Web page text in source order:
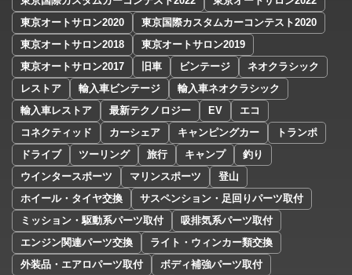
東京オートサロン2020
東京国際カスタムカーコンテスト2020
東京オートサロン2018
東京オートサロン2019
東京オートサロン2017
旧車 ビンテージ
ネオクラシック
レストア
輸入車ビンテージ
輸入車ネオクラシック
輸入車レストア
最新テクノロジー EV
エコ
コネクティッド
カーシェア キャンピングカー
トランポ
ドライブ
ツーリング 旅行 キャンプ
釣り
ウインタースポーツ
マリンスポーツ
登山
ホイール・タイヤ交換
サスペンション・足回りパーツ取付
ミッション・駆動系パーツ取付
吸排気系パーツ取付
エンジン関連パーツ交換
ライト・ウィンカー類交換
外装品・エアロパーツ取付
ボディ補強パーツ取付